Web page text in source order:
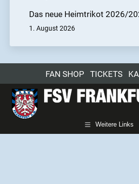
Das neue Heimtrikot 2026/
1. August 2026
FAN SHOP TICKETS
Weitere Links